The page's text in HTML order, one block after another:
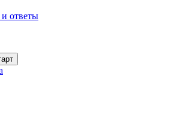
ответы